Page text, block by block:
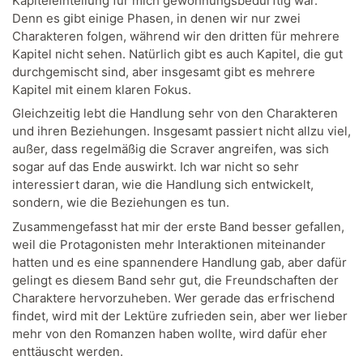
Denn es gibt einige Phasen, in denen wir nur zwei
Charakteren folgen, während wir den dritten für mehrere
Kapitel nicht sehen. Natürlich gibt es auch Kapitel, die gut
durchgemischt sind, aber insgesamt gibt es mehrere
Kapitel mit einem klaren Fokus.
Gleichzeitig lebt die Handlung sehr von den Charakteren
und ihren Beziehungen. Insgesamt passiert nicht allzu viel,
außer, dass regelmäßig die Scraver angreifen, was sich
sogar auf das Ende auswirkt. Ich war nicht so sehr
interessiert daran, wie die Handlung sich entwickelt,
sondern, wie die Beziehungen es tun.
Zusammengefasst hat mir der erste Band besser gefallen,
weil die Protagonisten mehr Interaktionen miteinander
hatten und es eine spannendere Handlung gab, aber dafür
gelingt es diesem Band sehr gut, die Freundschaften der
Charaktere hervorzuheben. Wer gerade das erfrischend
findet, wird mit der Lektüre zufrieden sein, aber wer lieber
mehr von den Romanzen haben wollte, wird dafür eher
enttäuscht werden.